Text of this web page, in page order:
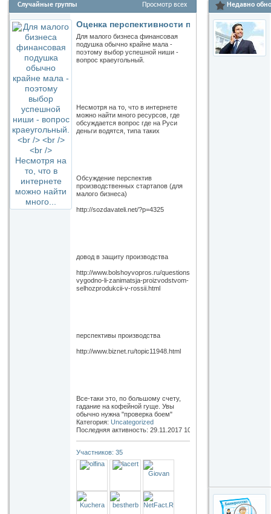
Просмотр всех
Случайные группы
Оценка перспективности производственных
Для малого бизнеса финансовая
подушка обычно крайне мала -
поэтому выбор успешной ниши -
вопрос краеугольный.
Несмотря на то, что в интернете
можно найти много ресурсов, где
обсуждается вопрос где на Руси
деньги водятся, типа таких
Обсуждение перспектив
производственных стартапов (для
малого бизнеса)
http://sozdavateli.net/?p=4325
довод в защиту производства
http://www.bolshoyvopros.ru/questions/1297745-
vygodno-li-zanimatsja-proizvodstvom-
selhozprodukcii-v-rossii.html
перспективы производства
http://www.biznet.ru/topic11948.html
Все-таки это, по большому счету,
гадание на кофейной гуще. Увы
обычно нужна "проверка боем"
Категория: Uncategorized
Последняя активность: 29.11.2017 10:19
Участников: 35
Недавно